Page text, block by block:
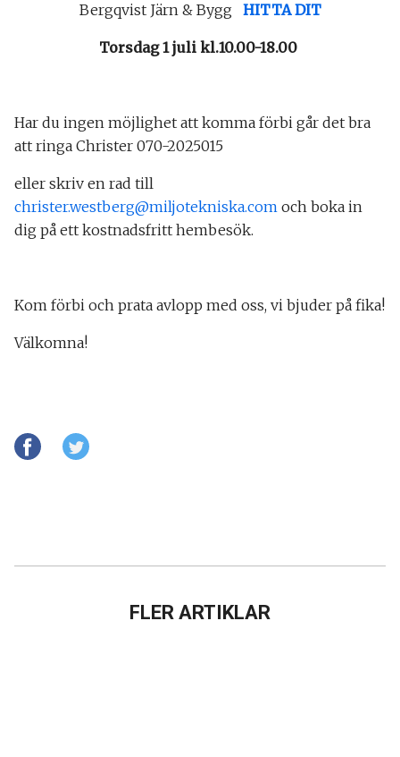
Bergqvist Järn & Bygg HITTA DIT
Torsdag 1 juli kl.10.00-18.00
Har du ingen möjlighet att komma förbi går det bra
att ringa Christer 070-2025015
eller skriv en rad till
christer.westberg@miljotekniska.com och boka in
dig på ett kostnadsfritt hembesök.
Kom förbi och prata avlopp med oss, vi bjuder på fika!
Välkomna!
FLER ARTIKLAR